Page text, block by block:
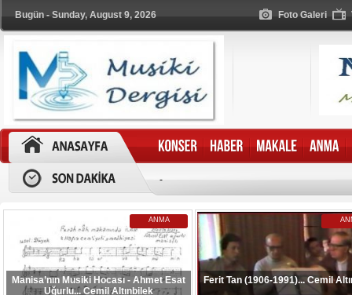
Bugün - Sunday, August 9, 2026 Foto Galeri
-
ANMA
Manisa’nın Musiki Hocası - Ahmet Esat
Uğurlu... Cemil Altınbilek
Ferit Tan (1906-1991)... Cemil